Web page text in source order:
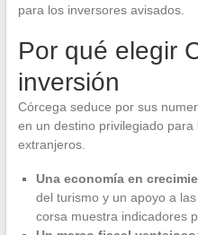
para los inversores avisados.
Por qué elegir
inversión
Córcega seduce por sus
en un destino privilegiado
extranjeros.
Una economía en
del turismo y un apoyo a
corsa muestra indicadores